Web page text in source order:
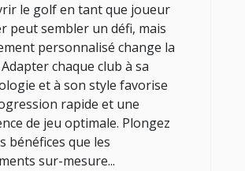
le golf en tant que joueur
peut sembler un défi, mais
personnalisé change la
chaque club à sa
et à son style favorise
rapide et une
de jeu optimale. Plongez
bénéfices que les
sur-mesure...